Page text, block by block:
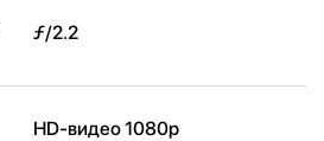
ƒ/2.2
HD-видео 1080p